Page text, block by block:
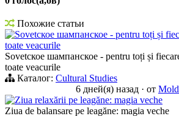
Похожие статьи
Sovetское шампанское - pentru toți și
toate veacurile
Sovetское шампанское - pentru toți și
toate veacurile
Каталог: Cultural Studies
6 дней(я) назад · от
Ziua relaxării pe leagăne: magia veche
Ziua de balansare pe leagăne: magia veche